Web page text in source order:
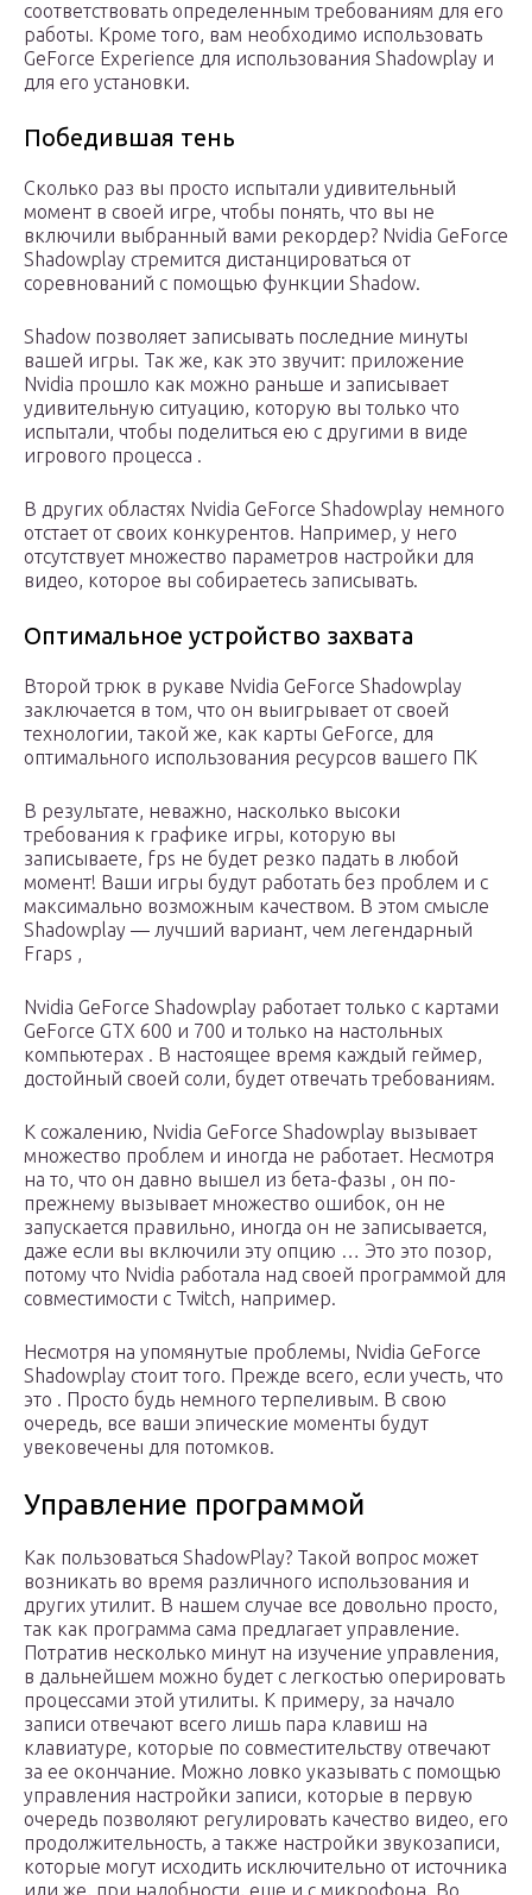
соответствовать определенным требованиям для его
работы. Кроме того, вам необходимо использовать
GeForce Experience для использования Shadowplay и
для его установки.
Победившая тень
Сколько раз вы просто испытали удивительный
момент в своей игре, чтобы понять, что вы не
включили выбранный вами рекордер? Nvidia GeForce
Shadowplay стремится дистанцироваться от
соревнований с помощью функции Shadow.
Shadow позволяет записывать последние минуты
вашей игры. Так же, как это звучит: приложение
Nvidia прошло как можно раньше и записывает
удивительную ситуацию, которую вы только что
испытали, чтобы поделиться ею с другими в виде
игрового процесса .
В других областях Nvidia GeForce Shadowplay немного
отстает от своих конкурентов. Например, у него
отсутствует множество параметров настройки для
видео, которое вы собираетесь записывать.
Оптимальное устройство захвата
Второй трюк в рукаве Nvidia GeForce Shadowplay
заключается в том, что он выигрывает от своей
технологии, такой же, как карты GeForce, для
оптимального использования ресурсов вашего ПК
В результате, неважно, насколько высоки
требования к графике игры, которую вы
записываете, fps не будет резко падать в любой
момент! Ваши игры будут работать без проблем и с
максимально возможным качеством. В этом смысле
Shadowplay — лучший вариант, чем легендарный
Fraps ,
Nvidia GeForce Shadowplay работает только с картами
GeForce GTX 600 и 700 и только на настольных
компьютерах . В настоящее время каждый геймер,
достойный своей соли, будет отвечать требованиям.
К сожалению, Nvidia GeForce Shadowplay вызывает
множество проблем и иногда не работает. Несмотря
на то, что он давно вышел из бета-фазы , он по-
прежнему вызывает множество ошибок, он не
запускается правильно, иногда он не записывается,
даже если вы включили эту опцию … Это это позор,
потому что Nvidia работала над своей программой для
совместимости с Twitch, например.
Несмотря на упомянутые проблемы, Nvidia GeForce
Shadowplay стоит того. Прежде всего, если учесть, что
это . Просто будь немного терпеливым. В свою
очередь, все ваши эпические моменты будут
увековечены для потомков.
Управление программой
Как пользоваться ShadowPlay? Такой вопрос может
возникать во время различного использования и
других утилит. В нашем случае все довольно просто,
так как программа сама предлагает управление.
Потратив несколько минут на изучение управления,
в дальнейшем можно будет с легкостью оперировать
процессами этой утилиты. К примеру, за начало
записи отвечают всего лишь пара клавиш на
клавиатуре, которые по совместительству отвечают
за ее окончание. Можно ловко указывать с помощью
управления настройки записи, которые в первую
очередь позволяют регулировать качество видео, его
продолжительность, а также настройки звукозаписи,
которые могут исходить исключительно от источника
или же, при надобности, еще и с микрофона. Во